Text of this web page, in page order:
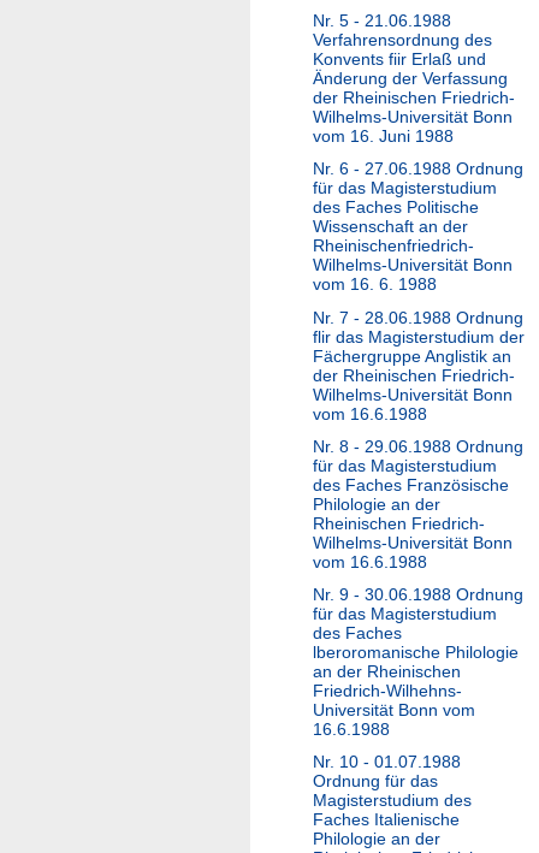
Nr. 5 - 21.06.1988
Verfahrensordnung des
Konvents fiir Erlaß und
Änderung der Verfassung
der Rheinischen Friedrich-
Wilhelms-Universität Bonn
vom 16. Juni 1988
Nr. 6 - 27.06.1988 Ordnung
für das Magisterstudium
des Faches Politische
Wissenschaft an der
Rheinischenfriedrich-
Wilhelms-Universität Bonn
vom 16. 6. 1988
Nr. 7 - 28.06.1988 Ordnung
flir das Magisterstudium der
Fächergruppe Anglistik an
der Rheinischen Friedrich-
Wilhelms-Universität Bonn
vom 16.6.1988
Nr. 8 - 29.06.1988 Ordnung
für das Magisterstudium
des Faches Französische
Philologie an der
Rheinischen Friedrich-
Wilhelms-Universität Bonn
vom 16.6.1988
Nr. 9 - 30.06.1988 Ordnung
für das Magisterstudium
des Faches
lberoromanische Philologie
an der Rheinischen
Friedrich-Wilhehns-
Universität Bonn vom
16.6.1988
Nr. 10 - 01.07.1988
Ordnung für das
Magisterstudium des
Faches Italienische
Philologie an der